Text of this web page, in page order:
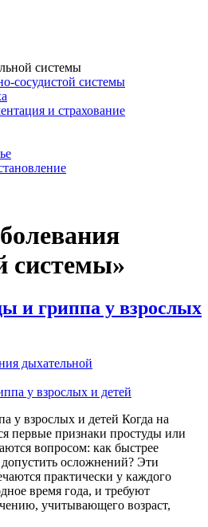
системы
сосудистой системы
и страхование
системы»
и гриппа у взрослых
дыхательной
у взрослых и детей Когда на
первые признаки простуды или
вопросом: как быстрее
допустить осложнений? Эти
практически у каждого
время года, и требуют
учитывающего возраст,